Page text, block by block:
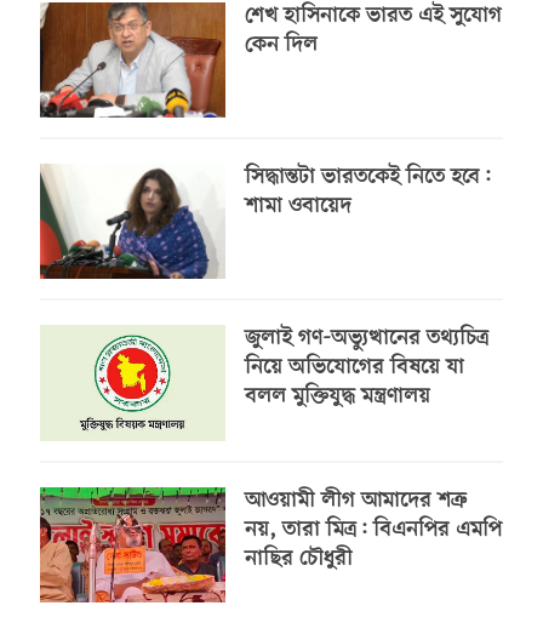
শেখ হাসিনাকে ভারত এই সুযোগ
কেন দিল
সিদ্ধান্তটা ভারতকেই নিতে হবে:
শামা ওবায়েদ
জুলাই গণ-অভ্যুত্থানের তথ্যচিত্র
নিয়ে অভিযোগের বিষয়ে যা
বলল মুক্তিযুদ্ধ মন্ত্রণালয়
আওয়ামী লীগ আমাদের শত্রু
নয়, তারা মিত্র: বিএনপির এমপি
নাছির চৌধুরী